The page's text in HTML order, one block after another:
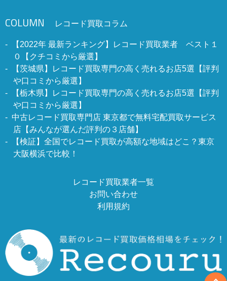
COLUMN レコード買取コラム
【2022年 最新ランキング】レコード買取業者 ベスト１
０【クチコミから厳選】
【茨城県】レコード買取専門の高く売れるお店5選【評判
や口コミから厳選】
【栃木県】レコード買取専門の高く売れるお店5選【評判
や口コミから厳選】
中古レコード買取専門店 東京都で無料宅配買取サービス
店【みんなが選んだ評判の３店舗】
【検証】全国でレコード買取が高額な地域はどこ？東京
大阪横浜で比較！
レコード買取業者一覧
お問い合わせ
利用規約